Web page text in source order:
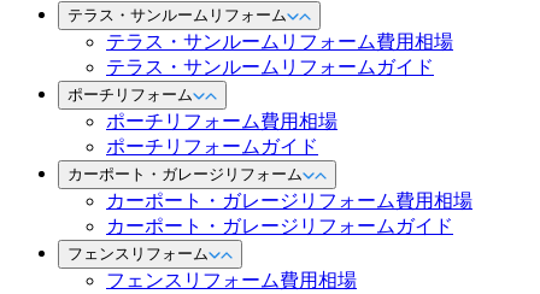
テラス・サンルームリフォーム
テラス・サンルームリフォーム費用相場
テラス・サンルームリフォームガイド
ポーチリフォーム
ポーチリフォーム費用相場
ポーチリフォームガイド
カーポート・ガレージリフォーム
カーポート・ガレージリフォーム費用相場
カーポート・ガレージリフォームガイド
フェンスリフォーム
フェンスリフォーム費用相場